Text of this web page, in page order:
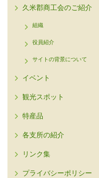
久米郡商工会のご紹介
組織
役員紹介
サイトの背景について
イベント
観光スポット
特産品
各支所の紹介
リンク集
プライバシーポリシー